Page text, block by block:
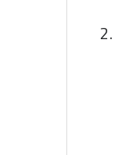
2.